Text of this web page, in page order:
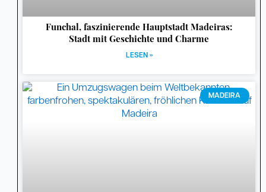
Funchal, faszinierende Hauptstadt Madeiras:
Stadt mit Geschichte und Charme
LESEN »
MADEIRA